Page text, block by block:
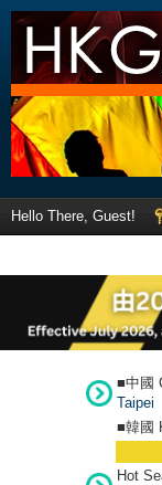
Hello There, Guest!
■中國
Taipei
■韓國
Hot